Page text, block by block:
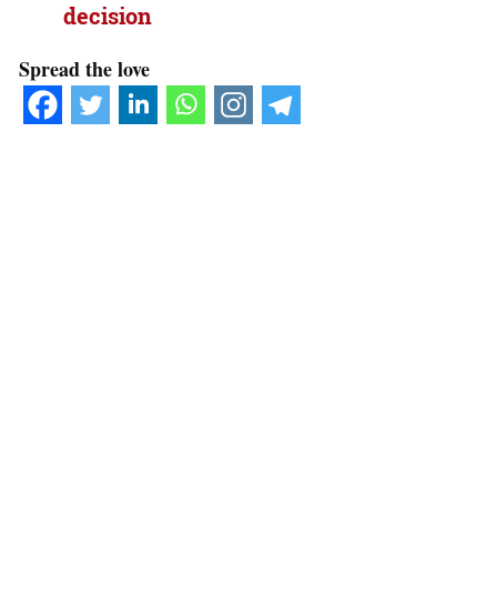
decision
Spread the love